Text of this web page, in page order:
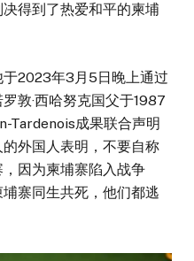
得到了热爱和平的柬埔
2023年3月5日晚上通过
敦·西哈努克国父于1987
Tardenois成果联合声明
外国人表明，不要自称
因为柬埔寨陷入战争
寨同生共死，他们都逃